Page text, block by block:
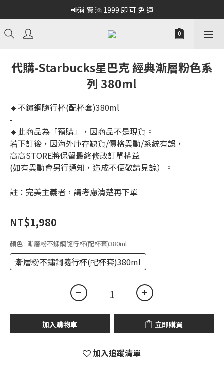
📢消 費 滿 1999 即 可 免 運
代購-Starbucks星巴克 經典漸層粉色系
列 380ml
🔸不鏽鋼隨行杯(配杯套)380ml
-
🔸此商品為「預購」，因商品不是現貨。
若下訂後，因海外庫存缺貨/價格異動/系統有誤，
高高STORE將保留最終修改訂單權益
(如有異動會另行通知，造成不便敬請見諒）。
註：完美主義者，請考慮清楚再下單
NT$1,980
顏色 : 漸層粉不鏽鋼隨行杯(配杯套)380ml
漸層粉不鏽鋼隨行杯(配杯套)380ml
加入購物車 立即購買
加入追蹤清單